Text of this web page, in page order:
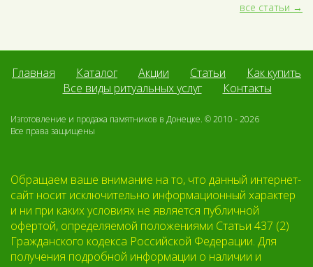
все статьи
Главная Каталог Акции Статьи
Как купить
Все виды ритуальных услуг
Контакты
Изготовление и продажа памятников в Донецке. © 2010 - 2026
Все права защищены
Обращаем ваше внимание на то, что данный интернет-
сайт носит исключительно информационный характер
и ни при каких условиях не является публичной
офертой, определяемой положениями Статьи 437 (2)
Гражданского кодекса Российской Федерации. Для
получения подробной информации о наличии и